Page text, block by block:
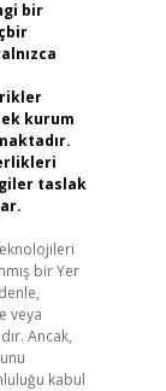
bir
kurum
taslak
bir Yer
veya
Ancak,
kabul